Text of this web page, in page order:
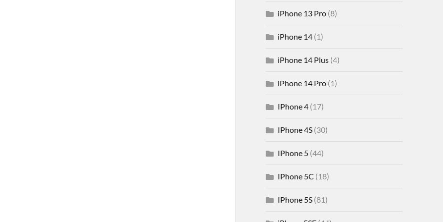
iPhone 13 Pro(8)
iPhone 14(1)
iPhone 14 Plus(4)
iPhone 14 Pro(1)
IPhone 4(17)
IPhone 4S(30)
IPhone 5(44)
IPhone 5C (18)
IPhone 5S(81)